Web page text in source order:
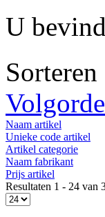
U
Sorteren
Naam artikel
Unieke code artikel
Artikel categorie
Naam fabrikant
Prijs artikel
Resultaten 1 - 24 van